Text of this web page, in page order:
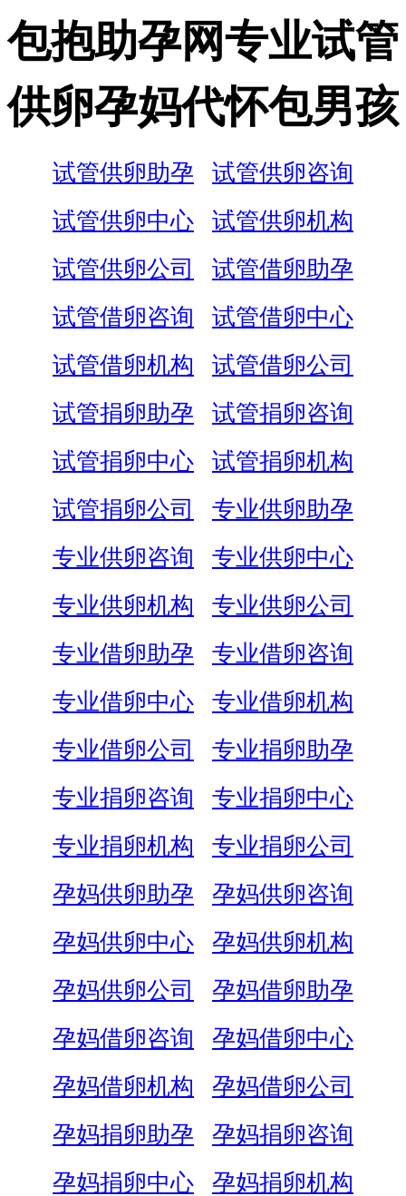
包抱助孕网专业试管
供卵孕妈代怀包男孩
试管供卵助孕
试管供卵咨询
试管供卵中心
试管供卵机构
试管供卵公司
试管借卵助孕
试管借卵咨询
试管借卵中心
试管借卵机构
试管借卵公司
试管捐卵助孕
试管捐卵咨询
试管捐卵中心
试管捐卵机构
试管捐卵公司
专业供卵助孕
专业供卵咨询
专业供卵中心
专业供卵机构
专业供卵公司
专业借卵助孕
专业借卵咨询
专业借卵中心
专业借卵机构
专业借卵公司
专业捐卵助孕
专业捐卵咨询
专业捐卵中心
专业捐卵机构
专业捐卵公司
孕妈供卵助孕
孕妈供卵咨询
孕妈供卵中心
孕妈供卵机构
孕妈供卵公司
孕妈借卵助孕
孕妈借卵咨询
孕妈借卵中心
孕妈借卵机构
孕妈借卵公司
孕妈捐卵助孕
孕妈捐卵咨询
孕妈捐卵中心
孕妈捐卵机构